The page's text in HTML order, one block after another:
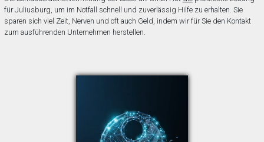
für Juliusburg, um im Notfall schnell und zuverlässig Hilfe zu erhalten. Sie
sparen sich viel Zeit, Nerven und oft auch Geld, indem wir für Sie den Kontakt
zum ausführenden Unternehmen herstellen.